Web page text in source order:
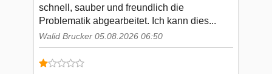
schnell, sauber und freundlich die
Problematik abgearbeitet. Ich kann dies...
Walid Brucker 05.08.2026 06:50